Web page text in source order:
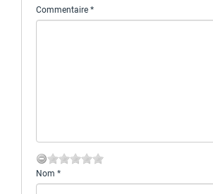
Commentaire *
Nom *